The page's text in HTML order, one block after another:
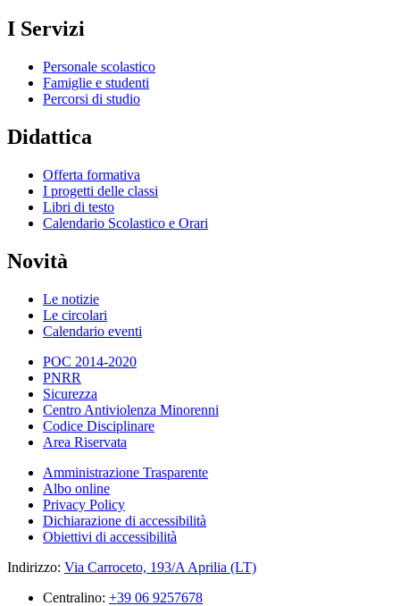
I Servizi
Personale scolastico
Famiglie e studenti
Percorsi di studio
Didattica
Offerta formativa
I progetti delle classi
Libri di testo
Calendario Scolastico e Orari
Novità
Le notizie
Le circolari
Calendario eventi
POC 2014-2020
PNRR
Sicurezza
Centro Antiviolenza Minorenni
Codice Disciplinare
Area Riservata
Amministrazione Trasparente
Albo online
Privacy Policy
Dichiarazione di accessibilità
Obiettivi di accessibilità
Indirizzo: Via Carroceto, 193/A Aprilia (LT)
Centralino: +39 06 9257678